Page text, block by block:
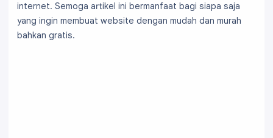
internet. Semoga artikel ini bermanfaat bagi siapa saja
yang ingin membuat website dengan mudah dan murah
bahkan gratis.